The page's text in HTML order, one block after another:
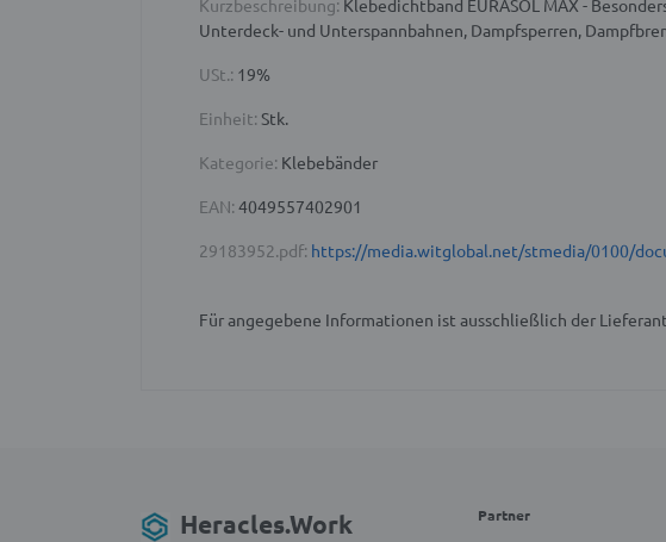
Kurzbeschreibung: Klebedichtband EURASOL MAX -
Unterdeck- und Unterspannbahnen, Dampfsperren,
USt.: 19%
Einheit: Stk.
Kategorie: Klebebänder
EAN: 4049557402901
29183952.pdf: https://media.witglobal.net/stmedia/0100/
Für angegebene Informationen ist ausschließlich der
Heracles.Work Partner